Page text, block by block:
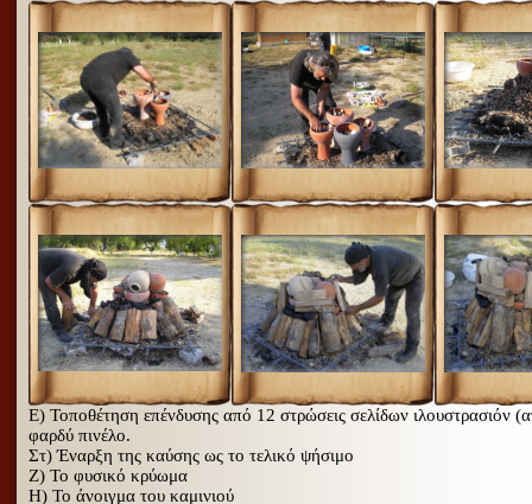
Ε) Τοποθέτηση επένδυσης από 12 στρώσεις σελίδων ιλουστρασιόν
φαρδύ πινέλο.
Στ) Έναρξη της καύσης ως το τελικό ψήσιμο
Ζ) Το φυσικό κρύωμα
Η) Το άνοιγμα του καμινιού